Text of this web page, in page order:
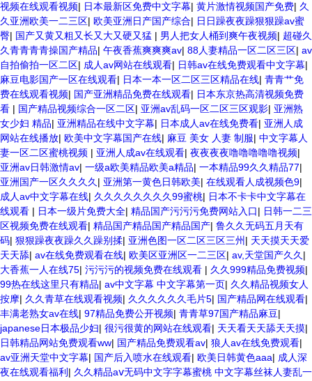
视频在线观看视频| 日本最新区免费中文字幕| 黄片激情视频国产免费| 久
久亚洲欧美一二三区| 欧美亚洲日产国产综合| 日日躁夜夜躁狠狠躁av蜜
臀| 国产又黄又粗又长又大又硬又猛 | 男人把女人桶到爽午夜视频| 超碰久
久青青青青操国产精品| 午夜香蕉爽爽爽av| 88人妻精品一区二区三区| av
自拍偷拍一区二区| 成人av网站在线观看| 日韩av在线免费观看中文字幕|
麻豆电影国产一区在线观看| 日本一本一区二区三区精品在线| 青青艹免
费在线观看视频| 国产亚洲精品免费在线观看| 日本东京热高清视频免费
看 | 国产精品视频综合一区二区| 亚洲av乱码一区二区三区观影| 亚洲熟
女少妇 精品| 亚洲精品在线中文字幕| 日本成人av在线免费看| 亚洲人成
网站在线播放| 欧美中文字幕国产在线| 麻豆 美女 人妻 制服| 中文字幕人
妻一区二区蜜桃视频 | 亚洲人成av在线观看| 夜夜夜夜噜噜噜噜噜视频|
亚洲av日韩激情av| 一级a欧美精品欧美a精品| 一本精品99久久精品77|
亚洲国产一区久久久久 | 亚洲第一黄色日韩欧美| 在线观看人成视频色9|
成人av中文字幕在线| 久久久久久久久久99蜜桃| 日本不卡卡中文字幕在
线观看 | 日本一级片免费大全| 精品国产污污污免费网站入口| 日韩一二三
区视频免费在线观看| 精品国产精品国产精品国产| 鲁久久无码五月天有
码| 狠狠躁夜夜躁久久躁别揉| 亚洲色图一区二区三区三州 | 天天摸天天爱
天天舔| av在线免费观看在线| 欧美区亚洲区一二三区| av,天堂国产久久 |
大香蕉一人在线75| 污污污的视频免费在线观看 | 久久999精品免费视频|
99热在线这里只有精品| av中文字幕 中文字幕第一页| 久久精品视频女人
按摩| 久久青草在线观看视频| 久久久久久久毛片5| 国产精品网在线观看|
丰满老熟女av在线| 97精品免费公开视频| 青青草97国产精品麻豆|
japanese日本极品少妇| 很污很黄的网站在线观看| 天天看天天舔天天摸|
日韩精品网站免费观看ww| 国产精品免费观看av| 狼人av在线免费观看|
av亚洲天堂中文字幕| 国产后入喷水在线观看| 欧美日韩黄色aaa| 成人深
夜在线观看福利 | 久久精品aⅴ无码中文字字幕蜜桃 中文字幕丝袜人妻乱一